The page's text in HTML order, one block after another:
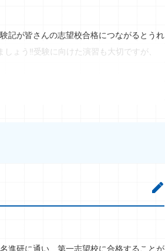
記が皆さんの志望校合格につながるとうれ
ょう‼受験に向けた演習も大切ですが、
進研に通い、第一志望校に合格することが